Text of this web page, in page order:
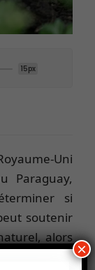
15px
Uni
Paraguay,
si
soutenir
alors
les ×